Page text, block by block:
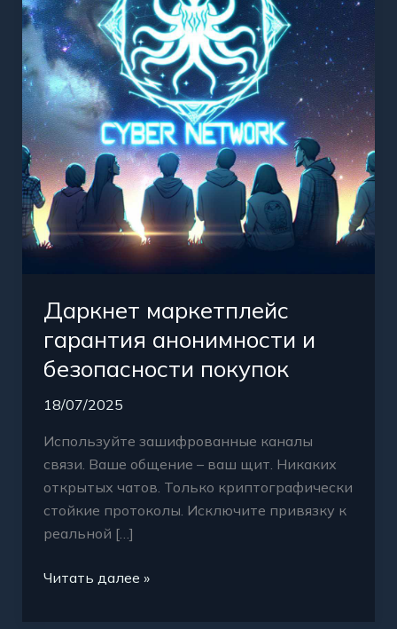
Даркнет маркетплейс
гарантия анонимности и
безопасности покупок
18/07/2025
Используйте зашифрованные каналы
связи. Ваше общение – ваш щит. Никаких
открытых чатов. Только криптографически
стойкие протоколы. Исключите привязку к
реальной […]
и
безопасности
покупок
Читать далее »